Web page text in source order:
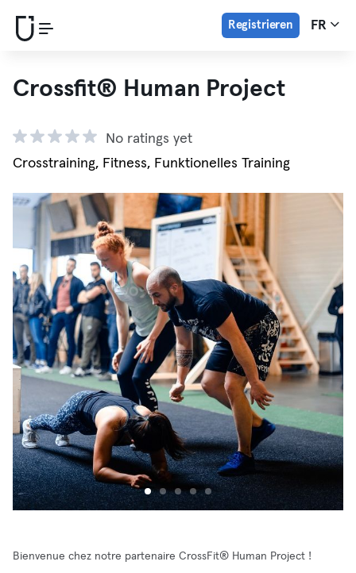
Registrieren FR
Crossfit® Human Project
No ratings yet
Crosstraining, Fitness, Funktionelles Training
Bienvenue chez notre partenaire CrossFit® Human Project !